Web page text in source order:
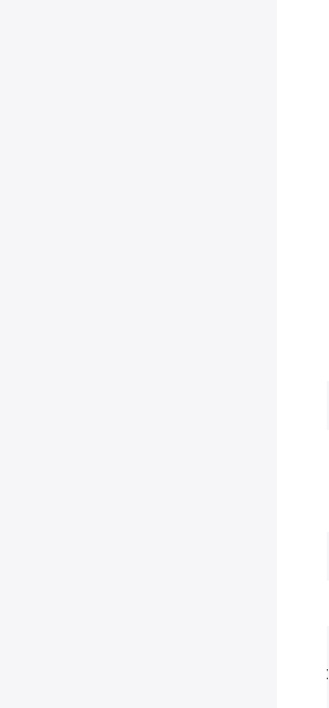
że poznałam polską markę mat